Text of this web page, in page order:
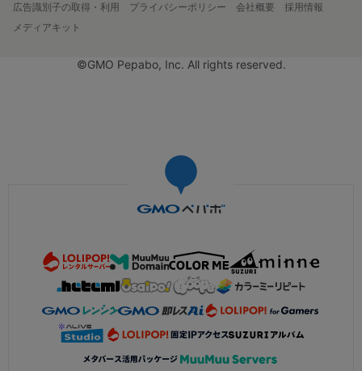
広告識別子の取得・利用
プライバシーポリシー 会社概要
採用情報
メディアキット
©GMO Pepabo, Inc. All rights reserved.